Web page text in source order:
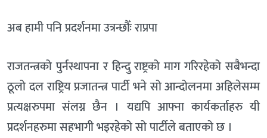
अब हामी पनि प्रदर्शनमा उत्रन्छौँः राप्रपा
राजतन्त्रको पुर्नस्थापना र हिन्दु राष्ट्रको माग गरिरहेको सबैभन्दा
ठूलो दल राष्ट्रिय प्रजातन्त्र पार्टी भने सो आन्दोलनमा अहिलेसम्म
प्रत्यक्षरुपमा संलग्न छैन । यद्यपि आफ्ना कार्यकर्ताहरु यी
प्रदर्शनहरुमा सहभागी भइरहेको सो पार्टीले बताएको छ ।